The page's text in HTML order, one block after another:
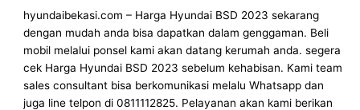
hyundaibekasi.com – Harga Hyundai BSD 2023 sekarang
dengan mudah anda bisa dapatkan dalam genggaman. Beli
mobil melalui ponsel kami akan datang kerumah anda. segera
cek Harga Hyundai BSD 2023 sebelum kehabisan. Kami team
sales consultant bisa berkomunikasi melalu Whatsapp dan
juga line telpon di 0811112825. Pelayanan akan kami berikan